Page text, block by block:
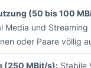
(50 bis 100
Media und Streaming
oder Paare völlig
(250 MBit/s): Stabile